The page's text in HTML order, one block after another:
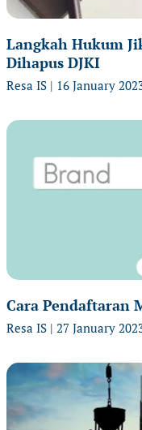
Langkah Hukum
Dihapus DJKI
Resa IS 16 January
Cara Pendaftaran
Resa IS 27 January